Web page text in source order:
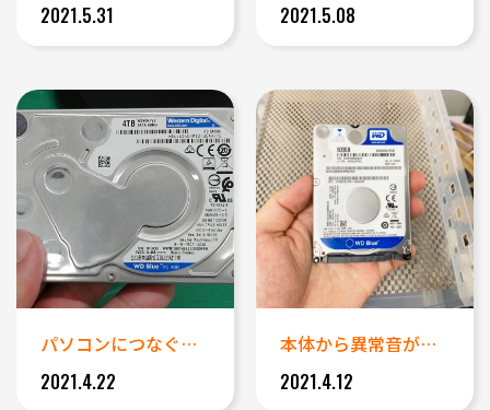
2021.5.31
2021.5.08
パソコンにつなぐと認識するがカ...
2021.4.22
本体から異常音が発生し起動でき...
2021.4.12